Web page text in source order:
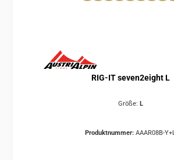
RIG-IT seven2eight L
Größe: L
Produktnummer: AAAR08B-Y+L